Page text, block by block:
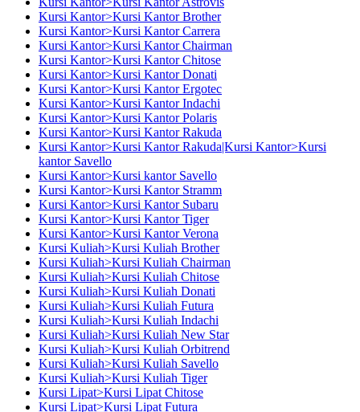
Kursi Kantor>Kursi Kantor Brother
Kursi Kantor>Kursi Kantor Carrera
Kursi Kantor>Kursi Kantor Chairman
Kursi Kantor>Kursi Kantor Chitose
Kursi Kantor>Kursi Kantor Donati
Kursi Kantor>Kursi Kantor Ergotec
Kursi Kantor>Kursi Kantor Indachi
Kursi Kantor>Kursi Kantor Polaris
Kursi Kantor>Kursi Kantor Rakuda
Kursi Kantor>Kursi Kantor Rakuda|Kursi Kantor>Kursi
kantor Savello
Kursi Kantor>Kursi kantor Savello
Kursi Kantor>Kursi Kantor Stramm
Kursi Kantor>Kursi Kantor Subaru
Kursi Kantor>Kursi Kantor Tiger
Kursi Kantor>Kursi Kantor Verona
Kursi Kuliah>Kursi Kuliah Brother
Kursi Kuliah>Kursi Kuliah Chairman
Kursi Kuliah>Kursi Kuliah Chitose
Kursi Kuliah>Kursi Kuliah Donati
Kursi Kuliah>Kursi Kuliah Futura
Kursi Kuliah>Kursi Kuliah Indachi
Kursi Kuliah>Kursi Kuliah New Star
Kursi Kuliah>Kursi Kuliah Orbitrend
Kursi Kuliah>Kursi Kuliah Savello
Kursi Kuliah>Kursi Kuliah Tiger
Kursi Lipat>Kursi Lipat Chitose
Kursi Lipat>Kursi Lipat Futura